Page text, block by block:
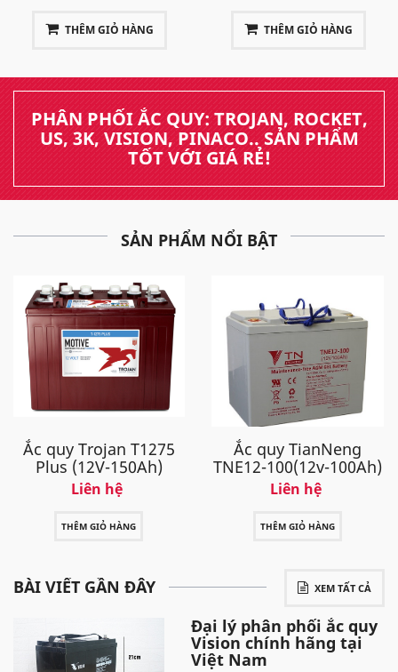
THÊM GIỎ HÀNG THÊM GIỎ HÀNG
PHÂN PHỐI ẮC QUY: TROJAN, ROCKET,
US, 3K, VISION, PINACO.. SẢN PHẨM
TỐT VỚI GIÁ RẺ!
SẢN PHẨM NỔI BẬT
Ắc quy Trojan T1275
Plus (12V-150Ah)
Liên hệ
THÊM GIỎ HÀNG
Ắc quy TianNeng
TNE12-100(12v-100Ah)
Liên hệ
THÊM GIỎ HÀNG
XEM TẤT CẢ
BÀI VIẾT GẦN ĐÂY
Đại lý phân phối ắc quy
Vision chính hãng tại
Việt Nam